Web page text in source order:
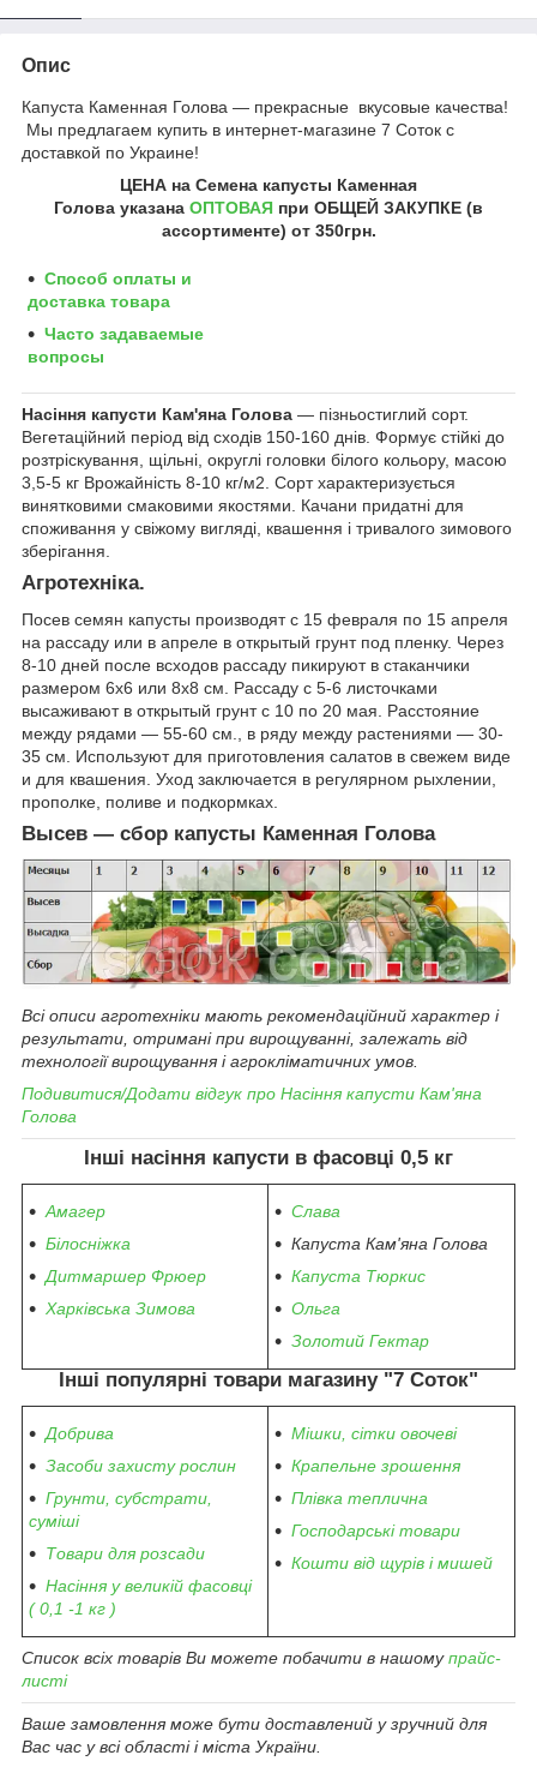
Опис
Капуста Каменная Голова ― прекрасные вкусовые качества!
Мы предлагаем купить в интернет-магазине 7 Соток с
доставкой по Украине!
ЦЕНА на Семена капусты Каменная
Голова указана ОПТОВАЯ при ОБЩЕЙ ЗАКУПКЕ (в
ассортименте) от 350грн.
Способ оплаты и
доставка товара
Часто задаваемые
вопросы
Насіння капусти Кам'яна Голова ― пізньостиглий сорт.
Вегетаційний період від сходів 150-160 днів. Формує стійкі до
розтріскування, щільні, округлі головки білого кольору, масою
3,5-5 кг Врожайність 8-10 кг/м2. Сорт характеризується
винятковими смаковими якостями. Качани придатні для
споживання у свіжому вигляді, квашення і тривалого зимового
зберігання.
Агротехніка.
Посев семян капусты производят с 15 февраля по 15 апреля
на рассаду или в апреле в открытый грунт под пленку. Через
8-10 дней после всходов рассаду пикируют в стаканчики
размером 6х6 или 8х8 см. Рассаду с 5-6 листочками
высаживают в открытый грунт с 10 по 20 мая. Расстояние
между рядами ― 55-60 см., в ряду между растениями ― 30-
35 см. Используют для приготовления салатов в свежем виде
и для квашения. Уход заключается в регулярном рыхлении,
прополке, поливе и подкормках.
Высев ― сбор капусты Каменная Голова
Всі описи агротехніки мають рекомендаційний характер і
результати, отримані при вирощуванні, залежать від
технології вирощування і агрокліматичних умов.
Подивитися/Додати відгук про Насіння капусти Кам'яна
Голова
Інші насіння капусти в фасовці 0,5 кг
Амагер
Білосніжка
Дитмаршер Фрюер
Харківська Зимова
Слава
Капуста Кам'яна Голова
Капуста Тюркис
Ольга
Золотий Гектар
Інші популярні товари магазину "7 Соток"
Добрива
Засоби захисту рослин
Грунти, субстрати,
суміші
Товари для розсади
Насіння у великій фасовці
( 0,1 -1 кг )
Мішки, сітки овочеві
Крапельне зрошення
Плівка теплична
Господарські товари
Кошти від щурів і мишей
Список всіх товарів Ви можете побачити в нашомупрайс-
листі
Ваше замовлення може бути доставлений у зручний для
Вас час у всі області і міста України.